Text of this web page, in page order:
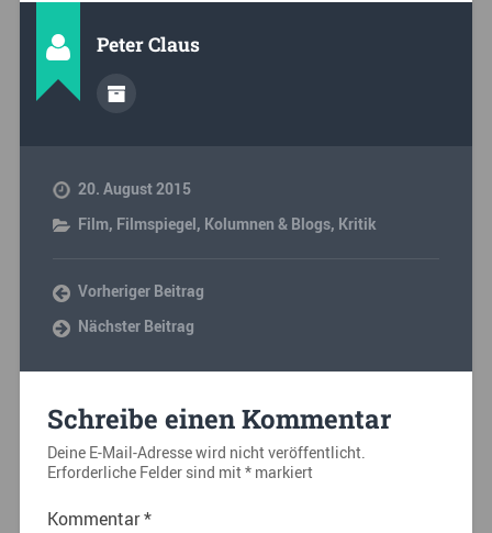
Peter Claus
20. August 2015
Film, Filmspiegel, Kolumnen & Blogs, Kritik
Vorheriger Beitrag
Nächster Beitrag
Schreibe einen Kommentar
Deine E-Mail-Adresse wird nicht veröffentlicht.
Erforderliche Felder sind mit*markiert
Kommentar*